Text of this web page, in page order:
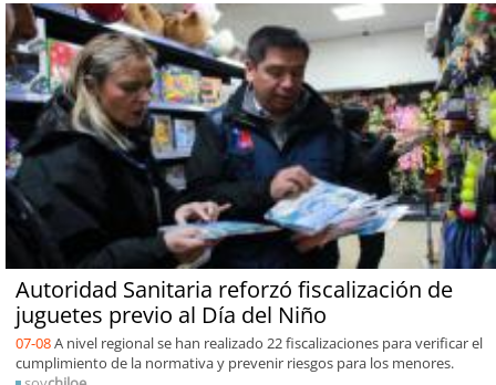
Autoridad Sanitaria reforzó fiscalización de
juguetes previo al Día del Niño
07-08A nivel regional se han realizado 22 fiscalizaciones para verificar el
cumplimiento de la normativa y prevenir riesgos para los menores.